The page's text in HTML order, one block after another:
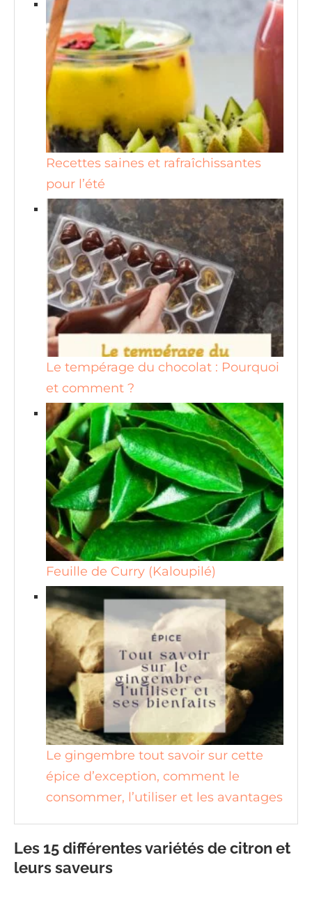
Recettes saines et rafraîchissantes
pour l’été
Le tempérage du chocolat : Pourquoi
et comment ?
Feuille de Curry (Kaloupilé)
Le gingembre tout savoir sur cette
épice d’exception, comment le
consommer, l’utiliser et les avantages
Les 15 différentes variétés de citron et
leurs saveurs